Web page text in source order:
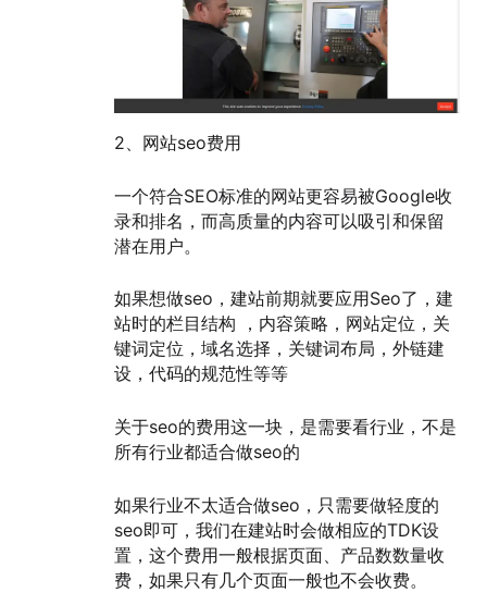
2、网站seo费用
一个符合SEO标准的网站更容易被Google收
录和排名，而高质量的内容可以吸引和保留
潜在用户。
如果想做seo，建站前期就要应用Seo了，建
站时的栏目结构 ，内容策略，网站定位，关
键词定位，域名选择，关键词布局，外链建
设，代码的规范性等等
关于seo的费用这一块，是需要看行业，不是
所有行业都适合做seo的
如果行业不太适合做seo，只需要做轻度的
seo即可，我们在建站时会做相应的TDK设
置，这个费用一般根据页面、产品数数量收
费，如果只有几个页面一般也不会收费。